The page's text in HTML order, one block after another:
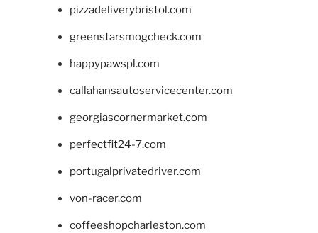
pizzadeliverybristol.com
greenstarsmogcheck.com
happypawspl.com
callahansautoservicecenter.com
georgiascornermarket.com
perfectfit24-7.com
portugalprivatedriver.com
von-racer.com
coffeeshopcharleston.com